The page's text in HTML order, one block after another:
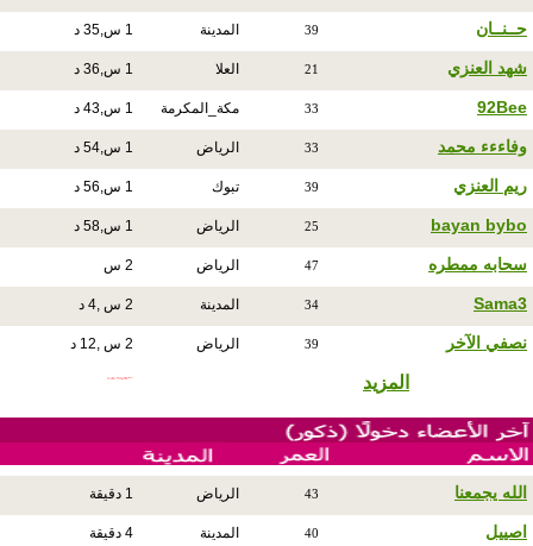
حــنــان 39 المدينة 1 س,35 د
شهد العنزي 21 العلا 1 س,36 د
92Bee
33 مكة_المكرمة 1 س,43 د
وفاءءء محمد 33 الرياض 1 س,54 د
ريم العنزي 39 تبوك 1 س,56 د
bayan bybo
25 الرياض 1 س,58 د
سحابه ممطره 47 الرياض 2 س
Sama3
34 المدينة 2 س ,4 د
نصفي الآخر 39 الرياض 2 س ,12 د
المزيد
الله يجمعنا 43 الرياض 1 دقيقة
اصييل 40 المدينة 4 دقيقة